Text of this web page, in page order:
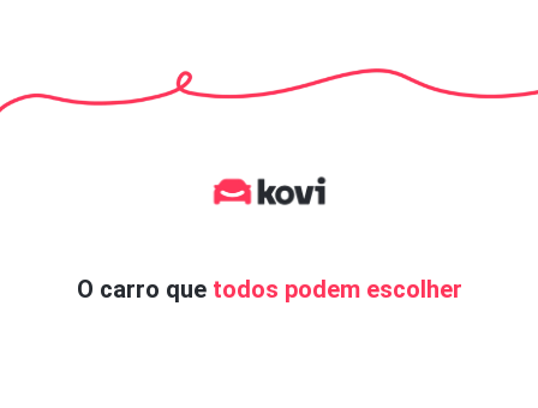
O carro que todos podem escolher